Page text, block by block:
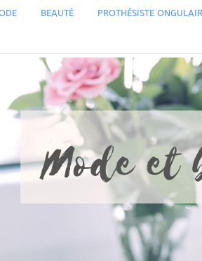
BEAUTÉ PROTHÉSISTE